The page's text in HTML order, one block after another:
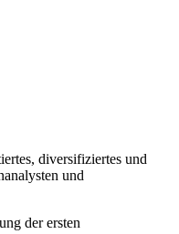
diversifiziertes und
und
der ersten